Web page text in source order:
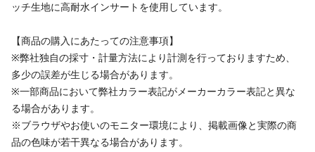
ッチ生地に高耐水インサートを使用しています。
【商品の購入にあたっての注意事項】
※弊社独自の採寸・計量方法により計測を行っておりますため、
多少の誤差が生じる場合があります。
※一部商品において弊社カラー表記がメーカーカラー表記と異な
る場合があります。
※ブラウザやお使いのモニター環境により、掲載画像と実際の商
品の色味が若干異なる場合があります。